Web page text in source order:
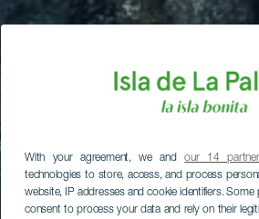
With your agreement, we andour 14
technologies to store, access, and process
website, IP addresses and cookie identifiers.
consent to process your data and rely on their